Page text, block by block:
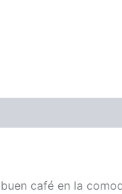
café en la